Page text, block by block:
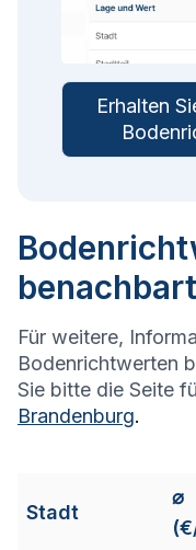
Erhalten
Für weitere,
Bodenrichtwerten
Sie bitte die Seite
Brandenburg.
Stadt
⌀